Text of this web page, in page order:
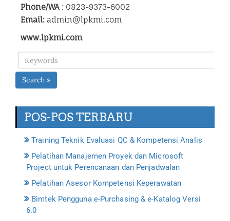
Phone/WA: 0823-9373-6002
Email: admin@lpkmi.com
www.lpkmi.com
Search »
POS-POS TERBARU
Training Teknik Evaluasi QC & Kompetensi Analis
Pelatihan Manajemen Proyek dan Microsoft
Project untuk Perencanaan dan Penjadwalan
Pelatihan Asesor Kompetensi Keperawatan
Bimtek Pengguna e-Purchasing & e-Katalog Versi
6.0